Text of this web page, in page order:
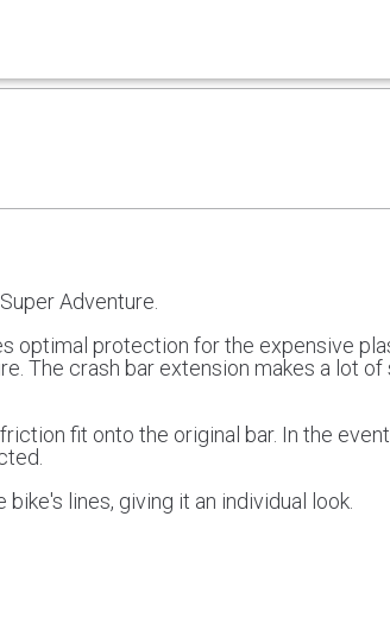
Adventure.
optimal protection for the expensive
The crash bar extension makes a lot
fit onto the original bar. In the
lines, giving it an individual look.